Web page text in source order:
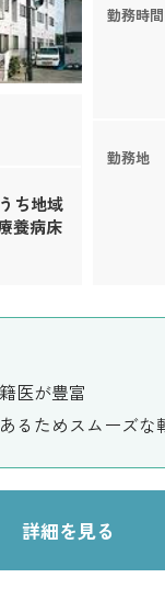
ち地域
養病床
勤務時間
勤務地
医が豊富
るためスムーズな
詳細を見る